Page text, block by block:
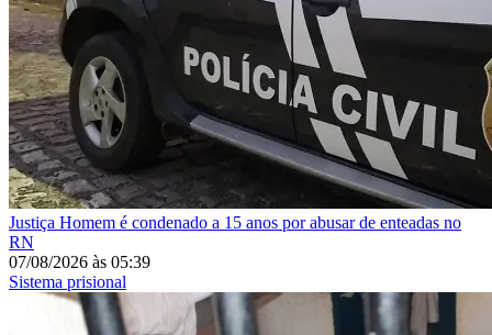
Justiça Homem é condenado a 15 anos por abusar de enteadas no
RN
07/08/2026 às 05:39
Sistema prisional